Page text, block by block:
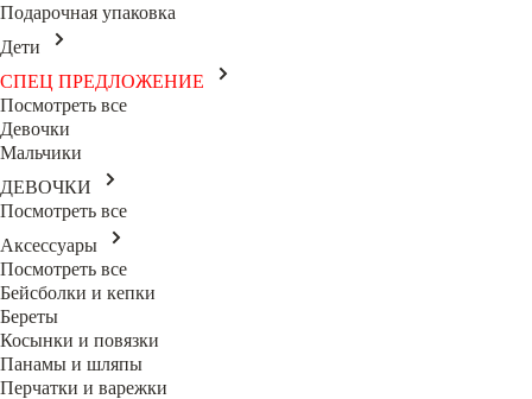
Подарочная упаковка
Дети
СПЕЦ ПРЕДЛОЖЕНИЕ
Посмотреть все
Девочки
Мальчики
ДЕВОЧКИ
Посмотреть все
Аксессуары
Посмотреть все
Бейсболки и кепки
Береты
Косынки и повязки
Панамы и шляпы
Перчатки и варежки